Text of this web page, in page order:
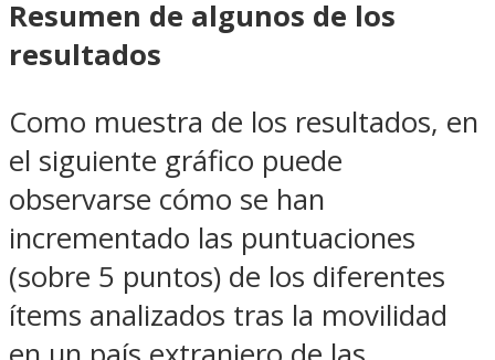
Resumen de algunos de los
resultados
Como muestra de los resultados, en
el siguiente gráfico puede
observarse cómo se han
incrementado las puntuaciones
(sobre 5 puntos) de los diferentes
ítems analizados tras la movilidad